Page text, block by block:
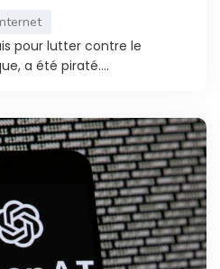
pour lutter contre le
a été piraté....